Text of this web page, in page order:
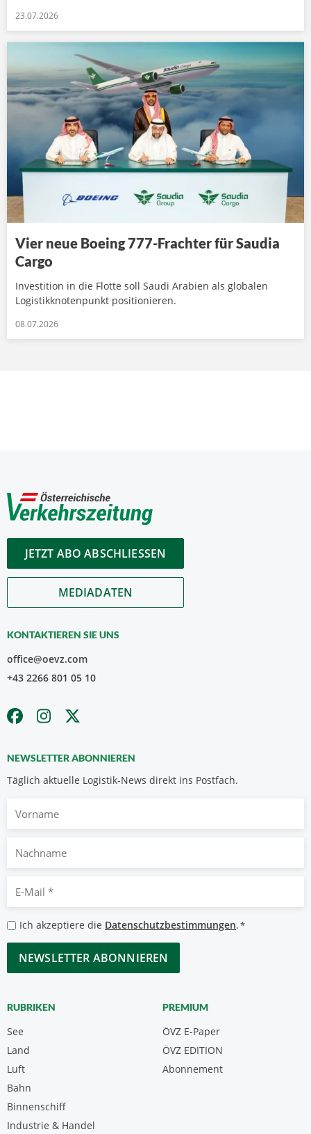
23.07.2026
Vier neue Boeing 777-Frachter für Saudia
Cargo
Investition in die Flotte soll Saudi Arabien als globalen
Logistikknotenpunkt positionieren.
08.07.2026
JETZT ABO ABSCHLIESSEN
MEDIADATEN
KONTAKTIEREN SIE UNS
office@oevz.com
+43 2266 801 05 10
NEWSLETTER ABONNIEREN
Täglich aktuelle Logistik-News direkt ins Postfach.
Nachname
Mail
*
Datenschutzbestimmungen
*
Ich akzeptiere die Datenschutzbestimmungen.*
CAPTCHA
RUBRIKEN
See
Land
Luft
Bahn
Binnenschiff
Industrie & Handel
PREMIUM
ÖVZ E-Paper
Abonnement
ÖVZ EDITION